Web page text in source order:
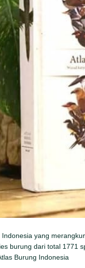
Indonesia yang
burung dari total 1771
Burung Indonesia